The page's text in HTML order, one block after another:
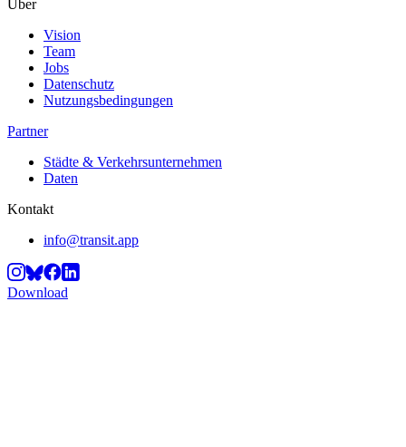
Über
Vision
Team
Jobs
Datenschutz
Nutzungsbedingungen
Partner
Städte & Verkehrsunternehmen
Daten
Kontakt
info@transit.app
Download